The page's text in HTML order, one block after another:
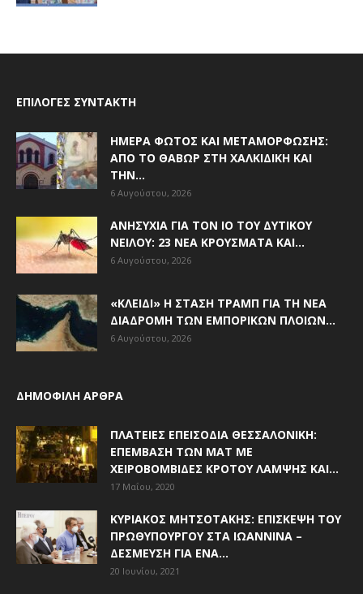
ΕΠΙΛΟΓΈΣ ΣΥΝΤΆΚΤΗ
ΗΜΈΡΑ ΦΩΤΌΣ ΚΑΙ ΜΕΤΑΜΌΡΦΩΣΗΣ:
ΑΠΌ ΤΟ ΘΑΒΏΡ ΣΤΗ ΧΑΛΚΙΔΙΚΉ ΚΑΙ
ΤΗΝ...
6 Αυγούστου, 2026
ΑΝΗΣΥΧΊΑ ΓΙΑ ΤΟΝ ΙΌ ΤΟΥ ΔΥΤΙΚΟΎ
ΝΕΊΛΟΥ: 23 ΝΈΑ ΚΡΟΎΣΜΑΤΑ ΚΑΙ...
6 Αυγούστου, 2026
«ΚΛΕΙΔΊ» Η ΣΤΆΣΗ ΤΡΑΜΠ ΓΙΑ ΤΗ ΝΈΑ
ΔΙΑΔΡΟΜΉ ΤΩΝ ΕΜΠΟΡΙΚΏΝ ΠΛΟΊΩΝ...
6 Αυγούστου, 2026
ΔΗΜΟΦΙΛΗ ΑΡΘΡΑ
ΠΛΑΤΕΊΕΣ ΕΠΕΙΣΌΔΙΑ ΘΕΣΣΑΛΟΝΊΚΗ:
ΕΠΈΜΒΑΣΗ ΤΩΝ ΜΑΤ ΜΕ
ΧΕΙΡΟΒΟΜΒΊΔΕΣ ΚΡΌΤΟΥ ΛΆΜΨΗΣ ΚΑΙ...
17 Μαΐου, 2020
ΚΥΡΙΆΚΟΣ ΜΗΤΣΟΤΆΚΗΣ: ΕΠΊΣΚΕΨΗ ΤΟΥ
ΠΡΩΘΥΠΟΥΡΓΟΎ ΣΤΑ ΙΩΆΝΝΙΝΑ –
ΔΈΣΜΕΥΣΗ ΓΙΑ ΈΝΑ...
20 Ιουνίου, 2021